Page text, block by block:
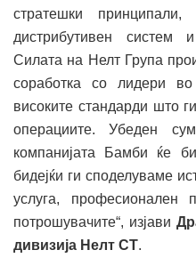
стратешки
дистрибутивен систем
Силата на Нелт Група
соработка со лидери
високите стандарди што
операциите. Убеден
компанијата Бамби ќе
бидејќи ги споделуваме
услуга, професионален
потрошувачите“, изјави
дивизија Нелт СТ.